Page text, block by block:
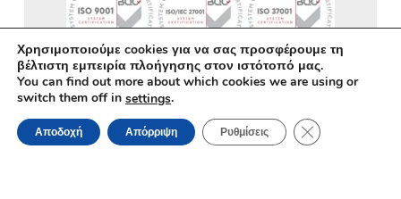
Υλοποίηση με χρήση τουΑνοικτού
Λογισμικού WordPress
περιεχομένου:CC–BY–SA
Χρησιμοποιούμε cookies για να σας προσφέρουμε τη
βέλτιστη εμπειρία πλοήγησης στον ιστότοπό μας.
You can find out more about which cookies we are using or
switch them off in settings.
Αποδοχή Απόρριψη Ρυθμίσεις ΚΛΕΊΣΙΜΟ ΤΟΥ